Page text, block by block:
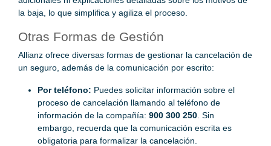
la baja, lo que simplifica y agiliza el proceso.
Otras Formas de Gestión
Allianz ofrece diversas formas de gestionar la cancelación de
un seguro, además de la comunicación por escrito:
Por teléfono: Puedes solicitar información sobre el
proceso de cancelación llamando al teléfono de
información de la compañía: 900 300 250 . Sin
embargo, recuerda que la comunicación escrita es
obligatoria para formalizar la cancelación.